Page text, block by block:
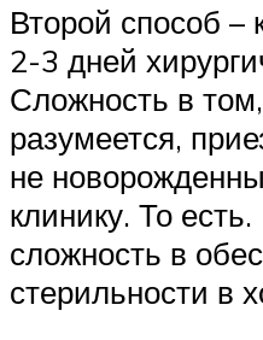
Второй способ –
2-3 дней
Сложность в
разумеется,
не
клинику. То
сложность в
стерильности в